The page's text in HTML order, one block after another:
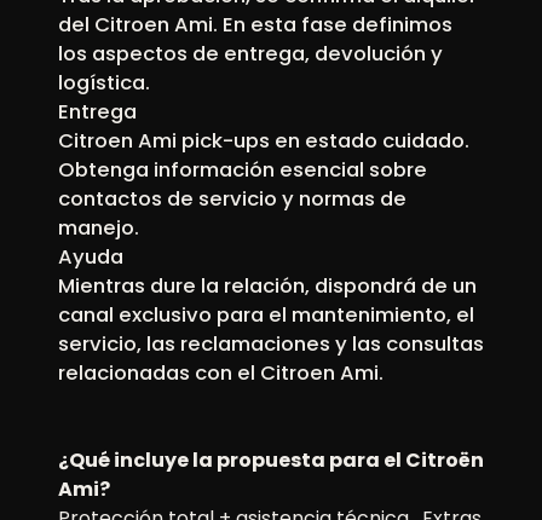
del Citroen Ami. En esta fase definimos
los aspectos de entrega, devolución y
logística.
Entrega
Citroen Ami pick-ups en estado cuidado.
Obtenga información esencial sobre
contactos de servicio y normas de
manejo.
Ayuda
Mientras dure la relación, dispondrá de un
canal exclusivo para el mantenimiento, el
servicio, las reclamaciones y las consultas
relacionadas con el Citroen Ami.
¿Qué incluye la propuesta para el Citroën
Ami?